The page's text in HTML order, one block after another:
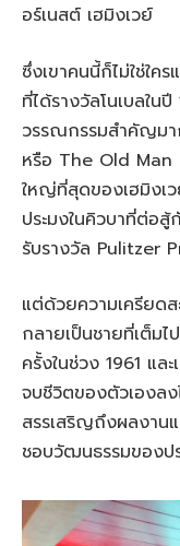
อร์เนสต์ เฮมิงเวย์
ซึ่งเขาคนนี้ก็ไม่ใช่ใค
ที่ได้รางวัลโนเบลใน
วรรณกรรมสำคัญมา
หรือ The Old
ใหญ่ที่สุดของเฮมิงเ
ประมงในคิวบาที่ต่อสู้
รับรางวัล Pulitzer
แต่ด้วยความเครียดส
กลายเป็นชายที่เต็ม
ครั้งในช่วง 1961 แล
จบชีวิตของตัวเองล
สรรเสริญถึงผลงาน
ชอบวัฒนธรรมของป